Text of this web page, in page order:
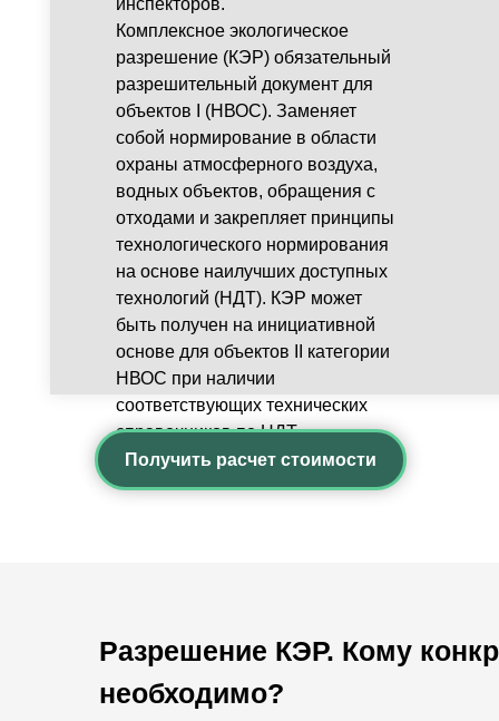
инспекторов.
Комплексное экологическое
разрешение (КЭР) обязательный
разрешительный документ для
объектов I (НВОС). Заменяет
собой нормирование в области
охраны атмосферного воздуха,
водных объектов, обращения с
отходами и закрепляет принципы
технологического нормирования
на основе наилучших доступных
технологий (НДТ). КЭР может
быть получен на инициативной
основе для объектов II категории
НВОС при наличии
соответствующих технических
справочников по НДТ.
Получить расчет стоимости
Разрешение КЭР. Кому
необходимо?